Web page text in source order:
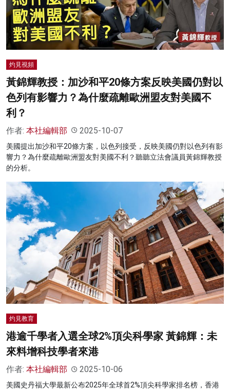
灼見視頻
黃錦輝教授：加沙和平20條方案反映美國仍對以
色列有影響力？為什麼疏離歐洲盟友對美國不
利？
作者: 本社編輯部 2025-10-07
美國提出加沙和平20條方案，以色列接受，反映美國仍對以色列有影
響力？為什麼疏離歐洲盟友對美國不利？聽聽立法會議員黃錦輝教授
的分析。
灼見教育
港逾千學者入選全球2%頂尖科學家 黃錦輝：未
來料增科技學者來港
作者: 本社編輯部 2025-10-06
美國史丹福大學最新公布2025年全球首2%頂尖科學家排名榜，香港